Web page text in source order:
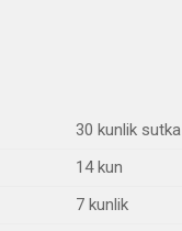
30 kunlik sutka
14 kun
7 kunlik